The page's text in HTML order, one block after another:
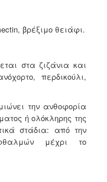
βρέξιμο θειάφι.
στα ζιζάνια και
περδικούλι,
την ανθοφορία
ή ολόκληρης της
στάδια: από την
μέχρι το